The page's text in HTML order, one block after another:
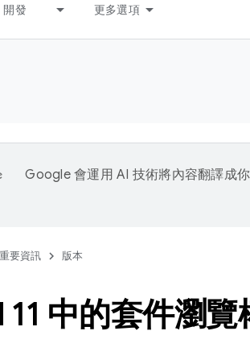
開發 更多選項
Google 會運用 AI 技術將內容翻譯成你
重要資訊 版本
中的套件瀏覽